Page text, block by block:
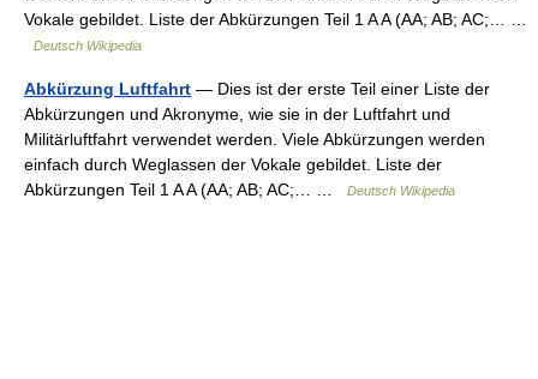
Vokale gebildet. Liste der Abkürzungen Teil 1 A A (AA; AB; AC;… …
Deutsch Wikipedia
Abkürzung Luftfahrt — Dies ist der erste Teil einer Liste der
Abkürzungen und Akronyme, wie sie in der Luftfahrt und
Militärluftfahrt verwendet werden. Viele Abkürzungen werden
einfach durch Weglassen der Vokale gebildet. Liste der
Abkürzungen Teil 1 A A (AA; AB; AC;… …
Deutsch Wikipedia